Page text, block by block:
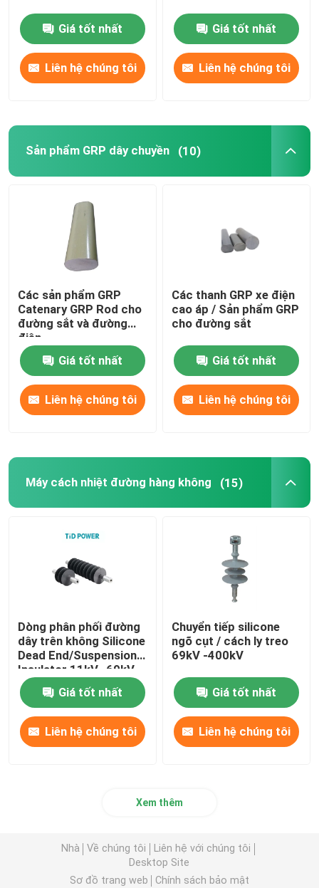
Giá tốt nhất
Liên hệ chúng tôi
Giá tốt nhất
Liên hệ chúng tôi
Sản phẩm GRP dây chuyền (10)
Các sản phẩm GRP
Catenary GRP Rod cho
đường sắt và đường
điện
Giá tốt nhất
Liên hệ chúng tôi
Các thanh GRP xe điện
cao áp / Sản phẩm GRP
cho đường sắt
Giá tốt nhất
Liên hệ chúng tôi
Máy cách nhiệt đường hàng không (15)
Dòng phân phối đường
dây trên không Silicone
Dead End/Suspension
Insulator 11kV -69kV
Giá tốt nhất
Liên hệ chúng tôi
Chuyển tiếp silicone
ngõ cụt / cách ly treo
69kV -400kV
Giá tốt nhất
Liên hệ chúng tôi
Xem thêm
Nhà Về chúng tôi
Liên hệ với chúng tôi
Desktop Site
Sơ đồ trang web
Chính sách bảo mật